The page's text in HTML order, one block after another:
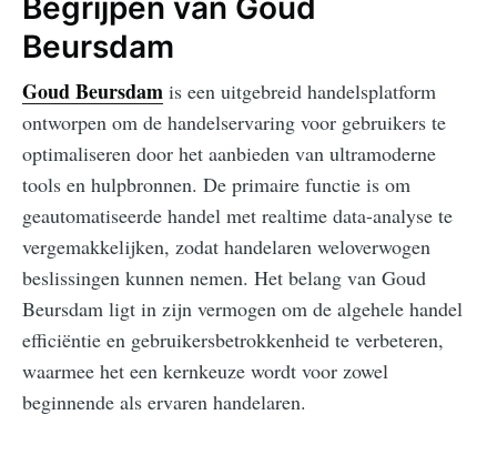
Begrijpen van Goud
Beursdam
Goud Beursdam is een uitgebreid handelsplatform
ontworpen om de handelservaring voor gebruikers te
optimaliseren door het aanbieden van ultramoderne
tools en hulpbronnen. De primaire functie is om
geautomatiseerde handel met realtime data-analyse te
vergemakkelijken, zodat handelaren weloverwogen
beslissingen kunnen nemen. Het belang van Goud
Beursdam ligt in zijn vermogen om de algehele handel
efficiëntie en gebruikersbetrokkenheid te verbeteren,
waarmee het een kernkeuze wordt voor zowel
beginnende als ervaren handelaren.